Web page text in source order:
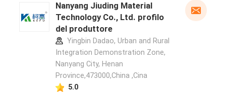
Nanyang Jiuding Material
Technology Co., Ltd. profilo
del produttore
Yingbin Dadao, Urban and Rural
Integration Demonstration Zone,
Nanyang City, Henan
Province,473000,China ,Cina
5.0